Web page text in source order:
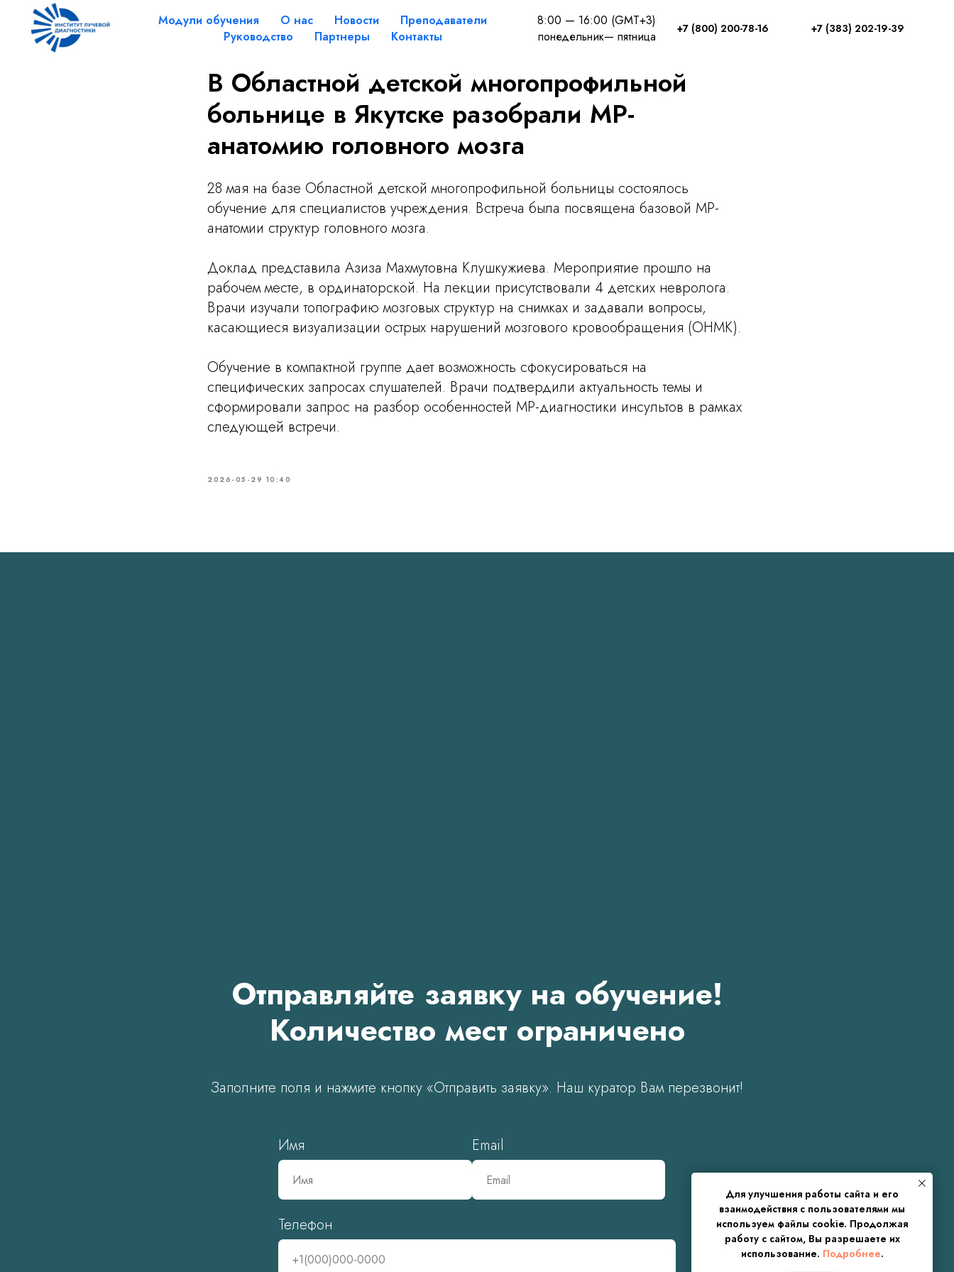
Модули обучения О нас Новости
Преподаватели
Руководство
Партнеры Контакты
8:00 — 16:00 (GMT+3)
понедельник— пятница
+7 (800) 200-78-16 +7 (383) 202-19-39
В Областной детской многопрофильной
больнице в Якутске разобрали МР-
анатомию головного мозга
28 мая на базе Областной детской многопрофильной больницы состоялось
обучение для специалистов учреждения. Встреча была посвящена базовой МР-
анатомии структур головного мозга.
Доклад представила Азиза Махмутовна Клушкужиева. Мероприятие прошло на
рабочем месте, в ординаторской. На лекции присутствовали 4 детских невролога.
Врачи изучали топографию мозговых структур на снимках и задавали вопросы,
касающиеся визуализации острых нарушений мозгового кровообращения (ОНМК).
Обучение в компактной группе дает возможность сфокусироваться на
специфических запросах слушателей. Врачи подтвердили актуальность темы и
сформировали запрос на разбор особенностей МР-диагностики инсультов в рамках
следующей встречи.
2026-05-29 10:40
Отправляйте заявку на обучение!
Количество мест ограничено
Заполните поля и нажмите кнопку «Отправить заявку». Наш куратор Вам перезвонит!
Имя Email
Телефон
Для улучшения работы сайта и его
взаимодействия с пользователями мы
используем файлы cookie. Продолжая
работу с сайтом, Вы разрешаете их
использование. Подробнее.